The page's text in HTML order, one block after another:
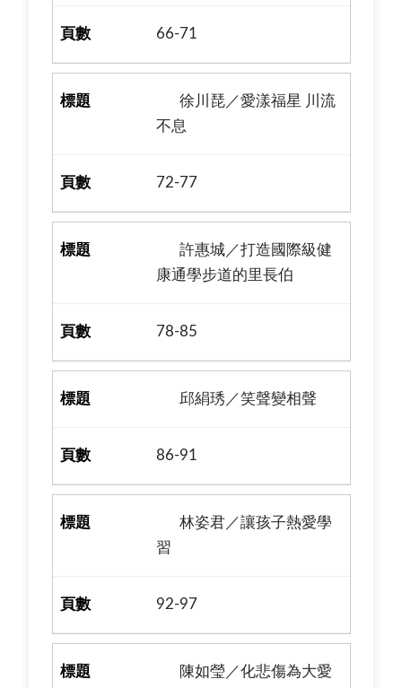
66-71
徐川琵／愛漾福星 川流
不息
72-77
許惠城／打造國際級健
康通學步道的里長伯
78-85
邱絹琇／笑聲變相聲
86-91
林姿君／讓孩子熱愛學
習
92-97
陳如瑩／化悲傷為大愛